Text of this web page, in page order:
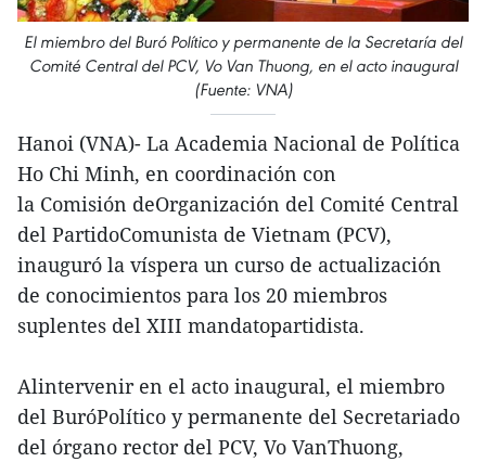
El miembro del Buró Político y permanente de la Secretaría del
Comité Central del PCV, Vo Van Thuong, en el acto inaugural
(Fuente: VNA)
Hanoi (VNA)- La Academia Nacional de Política
Ho Chi Minh, en coordinación con
la Comisión deOrganización del Comité Central
del PartidoComunista de Vietnam (PCV),
inauguró la víspera un curso de actualización
de conocimientos para los 20 miembros
suplentes del XIII mandatopartidista.
Alintervenir en el acto inaugural, el miembro
del BuróPolítico y permanente del Secretariado
del órgano rector del PCV, Vo VanThuong,